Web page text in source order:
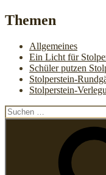
Themen
Allgemeines
Ein Licht für
Schüler putzen
Stolperstein-
Stolperstein-
Suchen
nach: